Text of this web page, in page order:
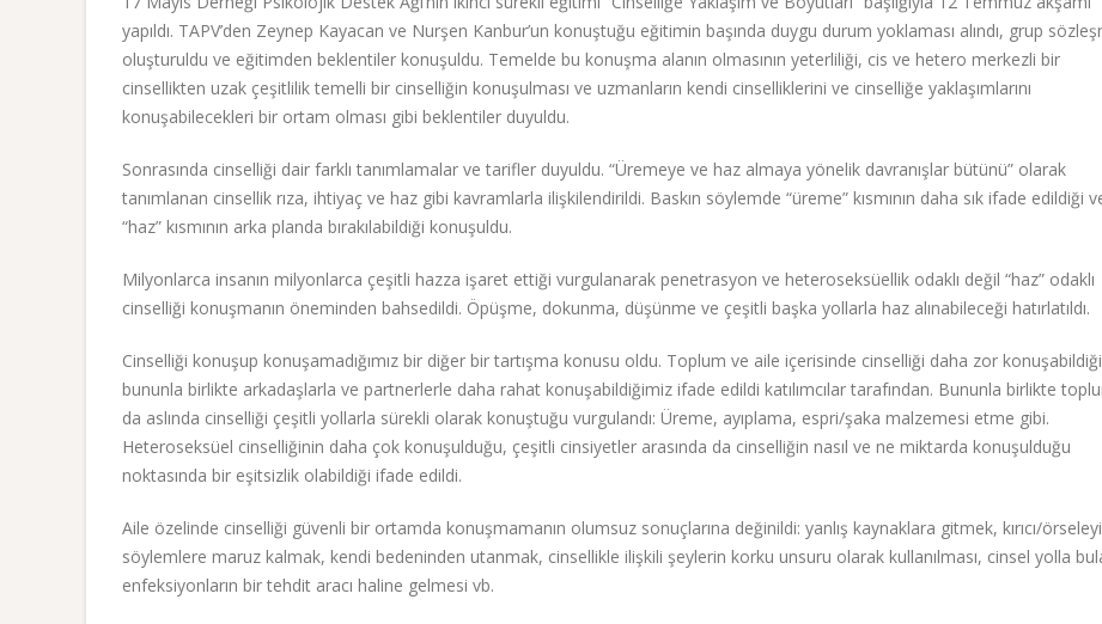
yapıldı. TAPV’den Zeynep Kayacan ve Nurşen Kanbur’un konuştuğu eğitimin başında duygu durum yoklaması alındı, grup
oluşturuldu ve eğitimden beklentiler konuşuldu. Temelde bu konuşma alanın olmasının yeterliliği, cis ve hetero merkezli bir
cinsellikten uzak çeşitlilik temelli bir cinselliğin konuşulması ve uzmanların kendi cinselliklerini ve cinselliğe yaklaşımlarını
konuşabilecekleri bir ortam olması gibi beklentiler duyuldu.
Sonrasında cinselliği dair farklı tanımlamalar ve tarifler duyuldu. “Üremeye ve haz almaya yönelik davranışlar bütünü” olarak
tanımlanan cinsellik rıza, ihtiyaç ve haz gibi kavramlarla ilişkilendirildi. Baskın söylemde “üreme” kısmının daha sık ifade edildiği
“haz” kısmının arka planda bırakılabildiği konuşuldu.
Milyonlarca insanın milyonlarca çeşitli hazza işaret ettiği vurgulanarak penetrasyon ve heteroseksüellik odaklı değil “haz” odaklı
cinselliği konuşmanın öneminden bahsedildi. Öpüşme, dokunma, düşünme ve çeşitli başka yollarla haz alınabileceği hatırlatıldı.
Cinselliği konuşup konuşamadığımız bir diğer bir tartışma konusu oldu. Toplum ve aile içerisinde cinselliği daha zor
bununla birlikte arkadaşlarla ve partnerlerle daha rahat konuşabildiğimiz ifade edildi katılımcılar tarafından. Bununla birlikte
da aslında cinselliği çeşitli yollarla sürekli olarak konuştuğu vurgulandı: Üreme, ayıplama, espri/şaka malzemesi etme gibi.
Heteroseksüel cinselliğinin daha çok konuşulduğu, çeşitli cinsiyetler arasında da cinselliğin nasıl ve ne miktarda konuşulduğu
noktasında bir eşitsizlik olabildiği ifade edildi.
Aile özelinde cinselliği güvenli bir ortamda konuşmamanın olumsuz sonuçlarına değinildi: yanlış kaynaklara gitmek, kırıcı/
söylemlere maruz kalmak, kendi bedeninden utanmak, cinsellikle ilişkili şeylerin korku unsuru olarak kullanılması, cinsel yolla
enfeksiyonların bir tehdit aracı haline gelmesi vb.